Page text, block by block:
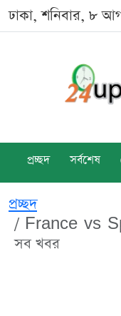
ঢাকা, শনিবার, ৮
প্রচ্ছদ সর্বশেষ
প্রচ্ছদ
France vs
সব খবর